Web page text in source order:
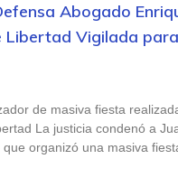
Abogado
Libertad Vigilada
de masiva fiesta
La justicia condenó a
organizó una masiva